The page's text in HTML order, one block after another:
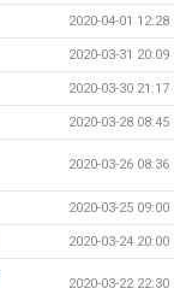
2020-04-01 12:28
2020-03-31 20:09
2020-03-30 21:17
2020-03-28 08:45
2020-03-26 08:36
2020-03-25 09:00
2020-03-24 20:00
2020-03-22 22:30